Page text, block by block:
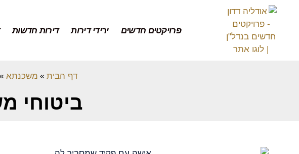
פרויקטים חדשים ירידי דירות דירות חדשות
דף הבית » משכנתא »
ביטוחי